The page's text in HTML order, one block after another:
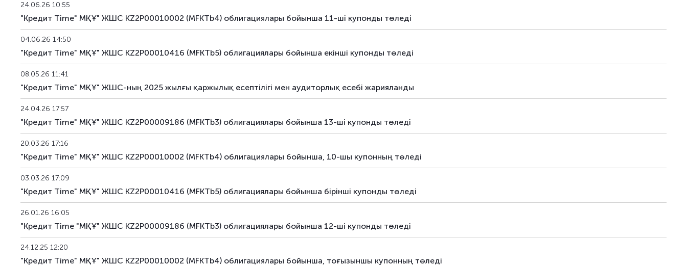
24.06.26 10:55
"Кредит Time" МҚҰ" ЖШС KZ2P00010002 (MFKTb4) облигациялары бойынша 11-ші купонды төледі
04.06.26 14:50
"Кредит Time" МҚҰ" ЖШС KZ2P00010416 (MFKTb5) облигациялары бойынша екiнші купонды төледі
08.05.26 11:41
"Кредит Time" МҚҰ" ЖШС-ның 2025 жылғы қаржылық есептілігі мен аудиторлық есебі жарияланды
24.04.26 17:57
"Кредит Time" МҚҰ" ЖШС KZ2P00009186 (MFKTb3) облигациялары бойынша 13-ші купонды төледі
20.03.26 17:16
"Кредит Time" МҚҰ" ЖШС KZ2P00010002 (MFKTb4) облигациялары бойынша, 10-шы купонның төледi
03.03.26 17:09
"Кредит Time" МҚҰ" ЖШС KZ2P00010416 (MFKTb5) облигациялары бойынша бiрiнші купонды төледі
26.01.26 16:05
"Кредит Time "МҚҰ" ЖШС KZ2P00009186 (MFKTb3) облигациялары бойынша 12-шi купонды төледі
24.12.25 12:20
"Кредит Time" МҚҰ" ЖШС KZ2P00010002 (MFKTb4) облигациялары бойынша, тоғызыншы купонның төледi